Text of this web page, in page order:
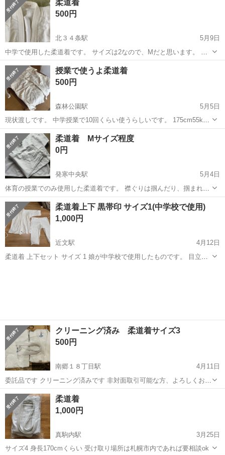
柔道着
500円
北３４条駅
5月9日
中学で使用した柔道着です。 サイズは2なので、Mだと思います。 授
業でしか使用しなかったので綺麗な方だと思います。 絶対もう使用し
ないので、使ってくれる方いませんか？ 柔道素人なので、柔道着の畳
み方わかりません…。
北海道 札幌市 北３４条駅 武道、格闘技
授業で使うよ柔道着
500円
森林公園駅
5月5日
現状渡しです。 中学授業で10回くらい使うらしいです。 175cm55kg
の息子が言ってました。
北海道 札幌市 森林公園駅 武道、格闘技
柔道着 Mサイズ程度
0円
発寒中央駅
5月4日
体育の授業でのみ使用した柔道着です。 襟ぐりは掴んだり、掴まれた
りで多少汚れておりますが、再度洗濯をしていただければ汚れは落ち
るかと思います。 サイズは2となっております。 女子 158センチ 普通
体型の子が着ておりま...
北海道 札幌市 発寒中央駅 武道、格闘技 体育
柔道着上下 黒帯印 サイズ1(中学校で使用)
1,000円
近文駅
4月12日
柔道着 上下セット サイズ 1 娘が中学校で使用したものです。 目立っ
クリーニング済み 柔道着サイズ3
500円
南郷１８丁目駅
4月11日
委託品です クリーニング済みです 非対面取引可能な方、よろしくおね
がいします
北海道 札幌市 南郷１８丁目駅
柔道着
1,000円
真駒内駅
3月25日
サイズ4 身長170cmくらい 受け取り場所は札幌市内であれば要相談ok